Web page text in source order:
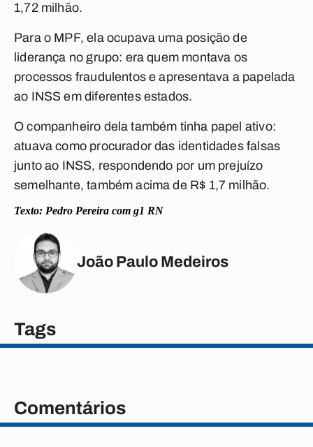
1,72 milhão.
Para o MPF, ela ocupava uma posição de
liderança no grupo: era quem montava os
processos fraudulentos e apresentava a papelada
ao INSS em diferentes estados.
O companheiro dela também tinha papel ativo:
atuava como procurador das identidades falsas
junto ao INSS, respondendo por um prejuízo
semelhante, também acima de R$ 1,7 milhão.
Texto: Pedro Pereira com g1 RN
João Paulo Medeiros
Tags
Comentários